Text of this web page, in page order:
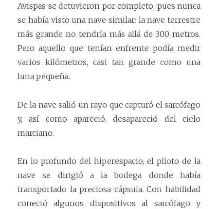
Avispas se detuvieron por completo, pues nunca
se había visto una nave similar: la nave terrestre
más grande no tendría más allá de 300 metros.
Pero aquello que tenían enfrente podía medir
varios kilómetros, casi tan grande como una
luna pequeña.
De la nave salió un rayo que capturó el sarcófago
y, así como apareció, desapareció del cielo
marciano.
En lo profundo del hiperespacio, el piloto de la
nave se dirigió a la bodega donde había
transportado la preciosa cápsula. Con habilidad
conectó algunos dispositivos al sarcófago y